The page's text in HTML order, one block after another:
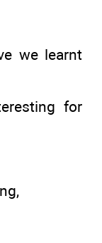
we learnt
for